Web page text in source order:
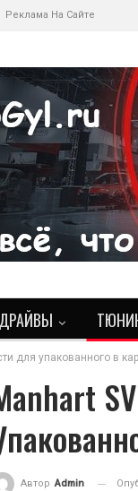
Реклама На Сайте
для упакованного в
Автор Admin